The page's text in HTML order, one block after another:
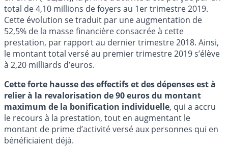
total de 4,10 millions de foyers au 1er trimestre 2019.
Cette évolution se traduit par une augmentation de
52,5% de la masse financière consacrée à cette
prestation, par rapport au dernier trimestre 2018. Ainsi,
le montant total versé au premier trimestre 2019 s’élève
à 2,20 milliards d’euros.
Cette forte hausse des effectifs et des dépenses est à
relier à la revalorisation de 90 euros du montant
maximum de la bonification individuelle, qui a accru
le recours à la prestation, tout en augmentant le
montant de prime d’activité versé aux personnes qui en
bénéficiaient déjà.